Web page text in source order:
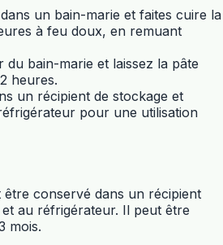
un bain-marie et faites cuire la
à feu doux, en remuant
du bain-marie et laissez la pâte
heures.
un récipient de stockage et
pour une utilisation
être conservé dans un récipient
au réfrigérateur. Il peut être
mois.